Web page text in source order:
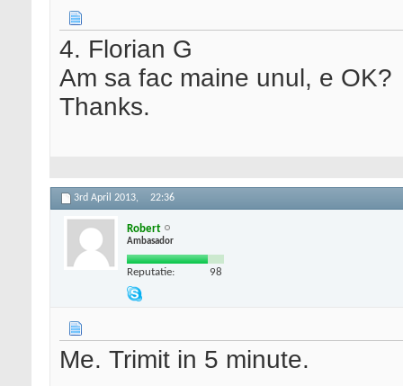
4. Florian G
Am sa fac maine unul, e OK?
Thanks.
3rd April 2013, 22:36
Robert
Ambasador
Reputatie: 98
Me. Trimit in 5 minute.